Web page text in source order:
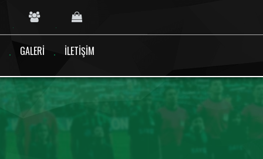
GALERI İLETIŞIM